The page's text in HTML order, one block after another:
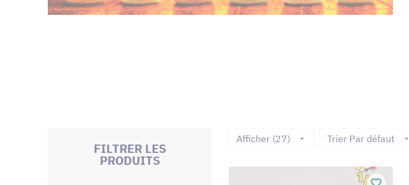
FILTRER LES
PRODUITS
Afficher (27) Trier Par défaut